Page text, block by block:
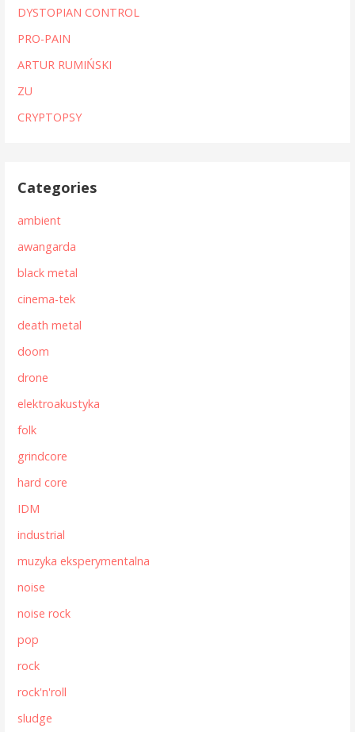
DYSTOPIAN CONTROL
PRO-PAIN
ARTUR RUMIŃSKI
ZU
CRYPTOPSY
Categories
ambient
awangarda
black metal
cinema-tek
death metal
doom
drone
elektroakustyka
folk
grindcore
hard core
IDM
industrial
muzyka eksperymentalna
noise
noise rock
pop
rock
rock'n'roll
sludge